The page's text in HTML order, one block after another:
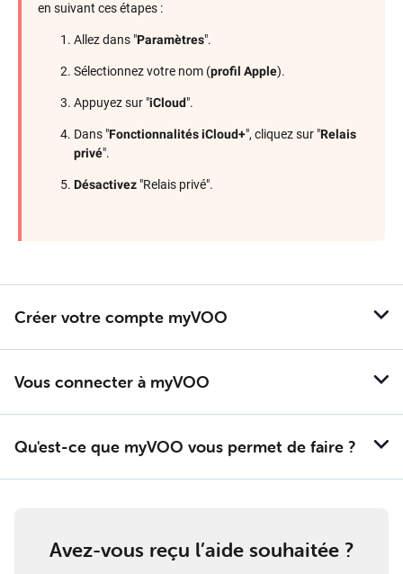
en suivant ces étapes :
Allez dans "Paramètres".
Sélectionnez votre nom (profil Apple).
Appuyez sur "iCloud".
Dans "Fonctionnalités iCloud+", cliquez sur "Relais
privé".
Désactivez "Relais privé".
Créer votre compte my­VOO
Vous connec­ter à my­VOO
Qu'est-ce que my­VOO vous per­met de faire ?
Avez-vous reçu l’aide souhaitée ?